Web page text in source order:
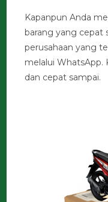
Kapanpun Anda
barang yang cepat
perusahaan yang
melalui WhatsApp.
dan cepat sampai.